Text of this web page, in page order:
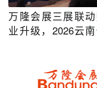
万隆会展三展联
业升级，2026云